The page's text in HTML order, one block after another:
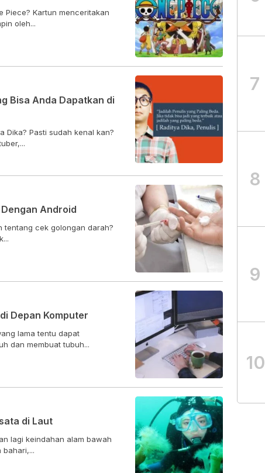
Piece? Kartun menceritakan
oleh...
Bisa Anda Dapatkan di
Dika? Pasti sudah kenal kan?
Android
tentang cek golongan darah?
Depan Komputer
lama tentu dapat
dan membuat tubuh...
di Laut
lagi keindahan alam bawah
7
8
9
10